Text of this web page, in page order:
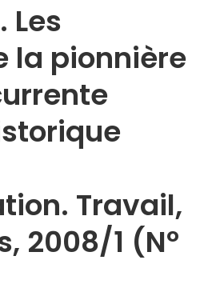
Les
la pionnière
Travail,
2008/1 (Nº